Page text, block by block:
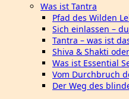
Was ist Tantra
Pfad des Wilden
Sich einlassen –
Tantra – was ist
Shiva & Shakti
Was ist Essential
Vom Durchbruch
Der Weg des